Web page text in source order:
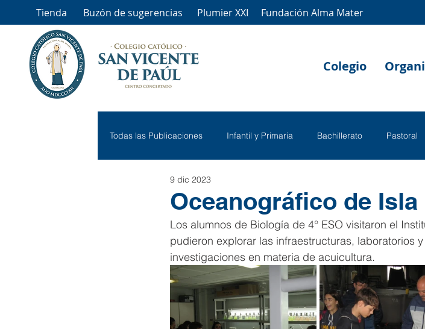
Fundación Alma Mater
Tienda Buzón de sugerencias Plumier XXI
Colegio
Todas las Publicaciones Infantil y Primaria Bachillerato Pastoral
Oceanográfico de Isla
9 dic 2023
Los alumnos de Biología de 4° ESO visitaron el
pudieron explorar las infraestructuras, laboratorios
investigaciones en materia de acuicultura.